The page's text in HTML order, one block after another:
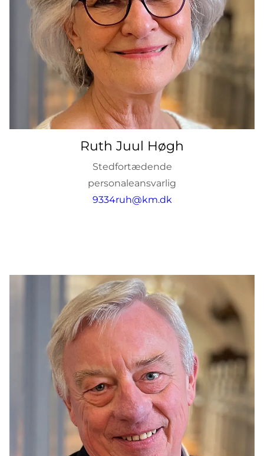
Ruth Juul Høgh
Stedfortædende
personaleansvarlig
9334ruh@km.dk